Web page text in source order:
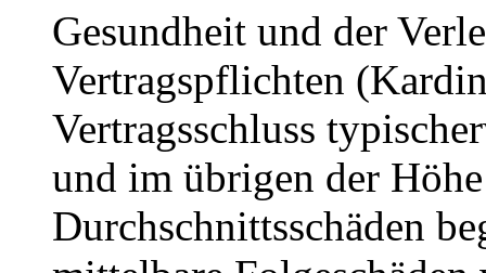
Gesundheit und der
Vertragspflichten
Vertragsschluss
und im übrigen der
Durchschnittsschäden